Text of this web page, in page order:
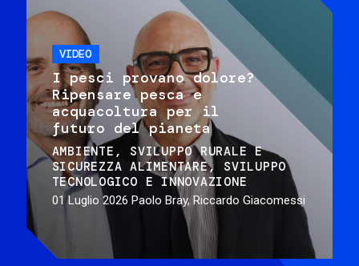
VIDEO
I pesci provano dolore?
Ripensare pesca e
acquacoltura per il
futuro del pianeta
AMBIENTE
SVILUPPO RURALE E
SICUREZZA ALIMENTARE
SVILUPPO
TECNOLOGICO E INNOVAZIONE
01 Luglio 2026 Paolo Bray, Riccardo Giacomessi